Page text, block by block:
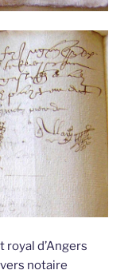
royal d’Angers
notaire